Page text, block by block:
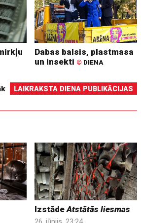
Dabas balsis, plastmasa
un insekti © DIENA
LAIKRAKSTA DIENA PUBLIKĀCIJAS
IzstādeAtstātās liesmas